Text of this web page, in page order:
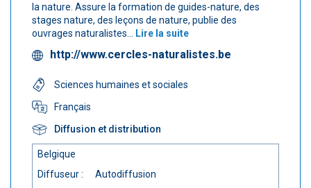
la nature. Assure la formation de guides-nature, des
stages nature, des leçons de nature, publie des
ouvrages naturalistes...
Lire la suite
http://www.cercles-naturalistes.be
Sciences humaines et sociales
Français
Diffusion et distribution
Belgique
Diffuseur :
Autodiffusion